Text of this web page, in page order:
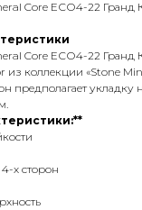
Core ЕСО4-22 Гранд
Core ЕСО4-22 Гранд
из коллекции «Stone
предполагает укладку
х сторон